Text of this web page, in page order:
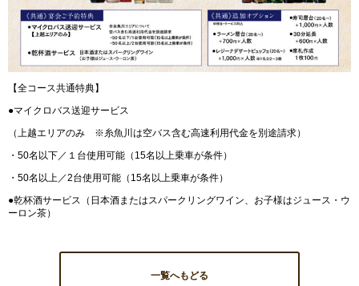
【全コース共通特典】
●マイクロバス送迎サービス
（上越エリアのみ ※糸魚川は空バス含む高速利用代金を別途請求）
・50名以下／１台使用可能（15名以上乗車が条件）
・50名以上／2台使用可能（15名以上乗車が条件）
●乾杯酒サービス（日本酒またはスパークリングワイン、お子様はジュース・ウ
ーロン茶）
一覧へもどる